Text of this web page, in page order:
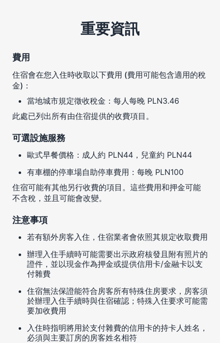
重要資訊
費用
住宿會在您入住時收取以下費用 (費用可能包含適用的稅
金)：
當地城市規定徵收稅金：每人每晚 PLN3.46
此處已列出所有由住宿提供的收費項目。
可選設施服務
歐式早餐價格：成人約 PLN44，兒童約 PLN44
有車棚的停車場自助停車費用：每晚 PLN100
住宿可能有其他另行收費的項目。這些費用和押金可能
不含稅，並且可能會改變。
注意事項
若有額外房客入住，住宿業者會依照其規定收取費用
辦理入住手續時可能需要出示政府核發且附有照片的
證件，並以現金作為押金或提供信用卡/金融卡以支
付雜費
住宿無法保證能符合房客所有特殊住房要求，房客須
於辦理入住手續時與住宿確認；特殊入住要求可能需
要加收費用
入住時指明將用於支付雜費的信用卡的持卡人姓名，
必須與主要訂房的房客姓名相符